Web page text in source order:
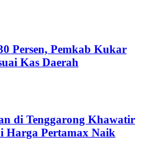
Persen, Pemkab Kukar
Kas Daerah
di Tenggarong Khawatir
Harga Pertamax Naik